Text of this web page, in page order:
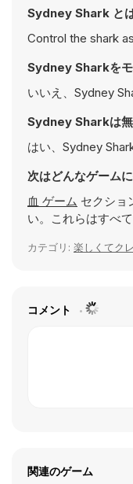
Sydney Shark と
Control the shark
Sydney Sharkをモ
いいえ、Sydney
Sydney Sharkは無
はい、Sydney
次はどんなゲーム
血 ゲーム セクショ
い。これらはすべ
カテゴリ: 楽しくてク
コメント
関連のゲーム